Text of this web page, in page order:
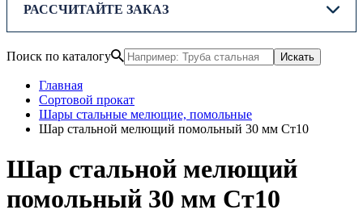
РАССЧИТАЙТЕ ЗАКАЗ
Поиск по каталогу Искать
Главная
Сортовой прокат
Шары стальные мелющие, помольные
Шар стальной мелющий помольный 30 мм Ст10
Шар стальной мелющий
помольный 30 мм Ст10